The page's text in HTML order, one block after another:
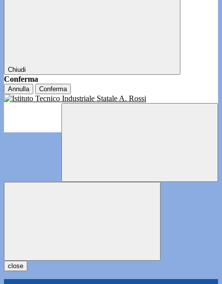
Chiudi
Conferma
Annulla Conferma
close